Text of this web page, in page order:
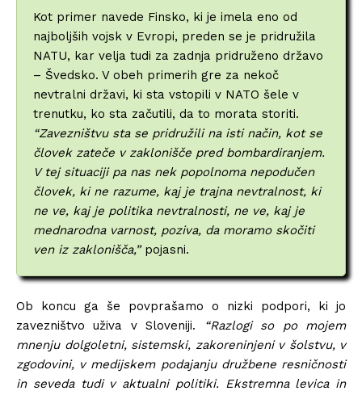
Kot primer navede Finsko, ki je imela eno od
najboljših vojsk v Evropi, preden se je pridružila
NATU, kar velja tudi za zadnja pridruženo državo
– Švedsko. V obeh primerih gre za nekoč
nevtralni državi, ki sta vstopili v NATO šele v
trenutku, ko sta začutili, da to morata storiti.
“Zavezništvu sta se pridružili na isti način, kot se
človek zateče v zaklonišče pred bombardiranjem.
V tej situaciji pa nas nek popolnoma nepodučen
človek, ki ne razume, kaj je trajna nevtralnost, ki
ne ve, kaj je politika nevtralnosti, ne ve, kaj je
mednarodna varnost, poziva, da moramo skočiti
ven iz zaklonišča,”pojasni.
Ob koncu ga še povprašamo o nizki podpori, ki jo
zavezništvo uživa v Sloveniji.
“Razlogi so po mojem
mnenju dolgoletni, sistemski, zakoreninjeni v šolstvu, v
zgodovini, v medijskem podajanju družbene resničnosti
in seveda tudi v aktualni politiki. Ekstremna levica in